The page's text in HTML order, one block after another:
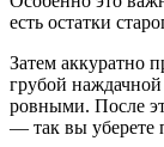
есть остатки
Затем аккуратно
грубой
ровными. После
— так вы уберете